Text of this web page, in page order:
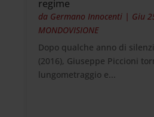
regime
da Germano Innocenti| Giu
MONDOVISIONE
Dopo qualche anno di
(2016), Giuseppe Piccioni
lungometraggio e...